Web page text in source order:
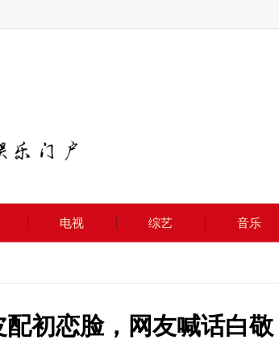
电视 综艺 音乐
初恋脸，网友喊话白敬